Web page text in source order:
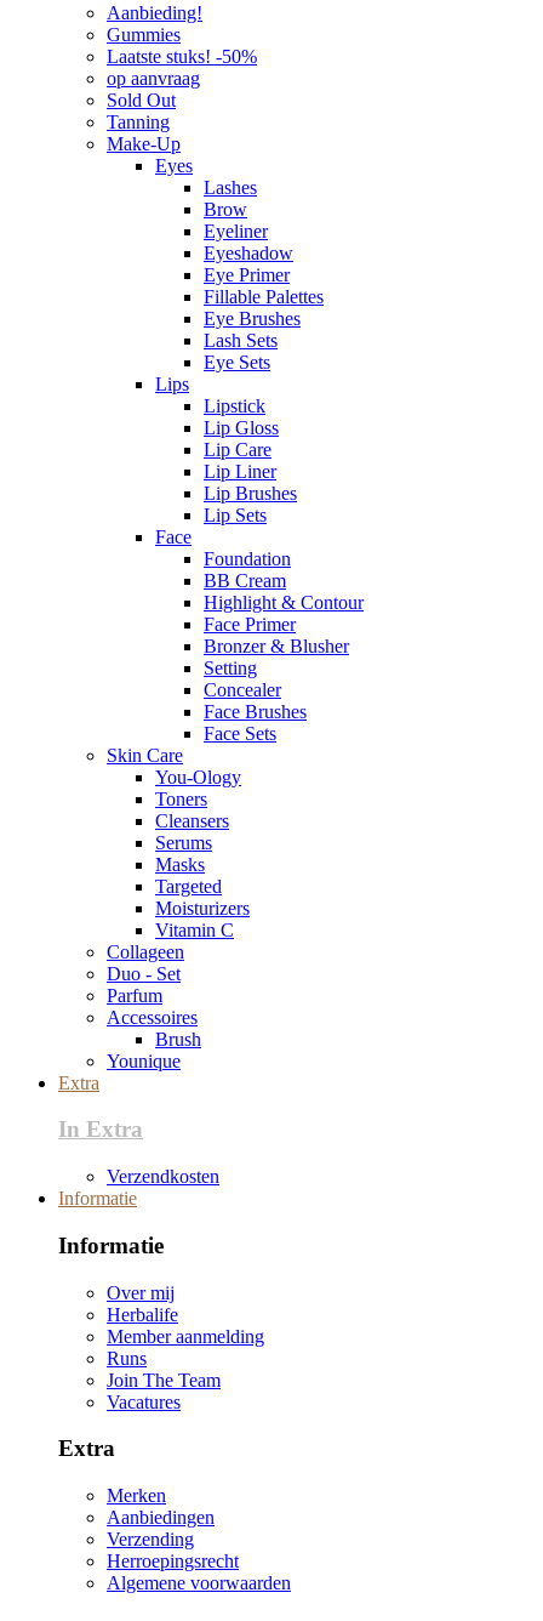
Aanbieding!
Gummies
Laatste stuks! -50%
op aanvraag
Sold Out
Tanning
Make-Up
Eyes
Lashes
Brow
Eyeliner
Eyeshadow
Eye Primer
Fillable Palettes
Eye Brushes
Lash Sets
Eye Sets
Lips
Lipstick
Lip Gloss
Lip Care
Lip Liner
Lip Brushes
Lip Sets
Face
Foundation
BB Cream
Highlight & Contour
Face Primer
Bronzer & Blusher
Setting
Concealer
Face Brushes
Face Sets
Skin Care
You-Ology
Toners
Cleansers
Serums
Masks
Targeted
Moisturizers
Vitamin C
Collageen
Duo - Set
Parfum
Accessoires
Brush
Younique
Extra
In Extra
Verzendkosten
Informatie
Informatie
Over mij
Herbalife
Member aanmelding
Runs
Join The Team
Vacatures
Extra
Merken
Aanbiedingen
Verzending
Herroepingsrecht
Algemene voorwaarden